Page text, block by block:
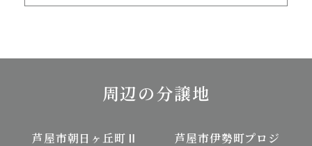
周辺の分譲地
芦屋市朝日ヶ丘町Ⅱ
芦屋市伊勢町プロジ